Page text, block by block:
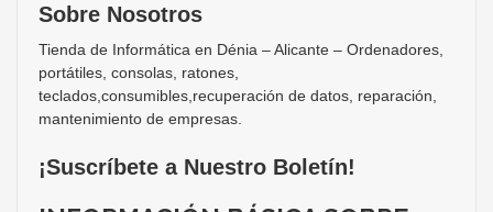
Sobre Nosotros
Tienda de Informática en Dénia – Alicante – Ordenadores,
portátiles, consolas, ratones,
teclados,consumibles,recuperación de datos, reparación,
mantenimiento de empresas.
¡Suscríbete a Nuestro Boletín!